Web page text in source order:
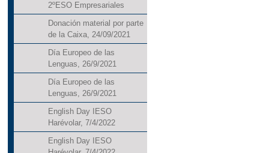
2ºESO Empresariales
Donación material por parte
de la Caixa, 24/09/2021
Día Europeo de las
Lenguas, 26/9/2021
Día Europeo de las
Lenguas, 26/9/2021
English Day IESO
Harévolar, 7/4/2022
English Day IESO